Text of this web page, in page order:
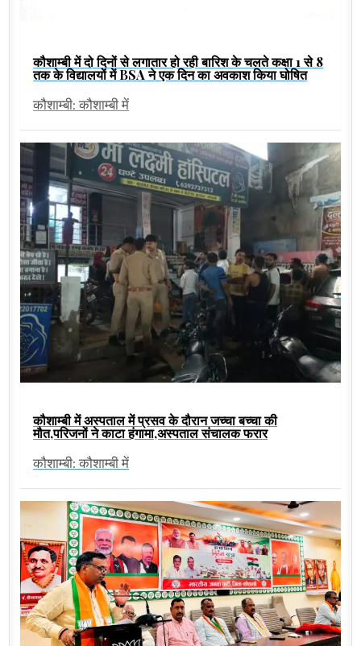
कौशाम्बी में दो दिनों से लगातार हो रही बारिश के चलते कक्षा 1 से 8
तक के विद्यालयों में BSA ने एक दिन का अवकाश किया घोषित
कौशाम्बी: कौशाम्बी में
कौशाम्बी में अस्पताल में प्रसव के दौरान जच्चा बच्चा की
मौत,परिजनों ने काटा हंगामा,अस्पताल संचालक फरार
कौशाम्बी: कौशाम्बी में